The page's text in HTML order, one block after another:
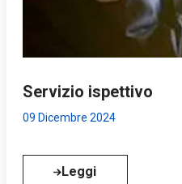
Servizio ispettivo
09 Dicembre 2024
Leggi